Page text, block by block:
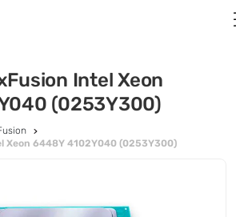
Intel Xeon
(0253Y300)
Xeon 6448Y 4102Y040 (0253Y300)